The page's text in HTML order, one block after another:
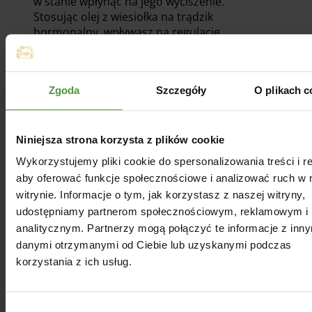
Zgoda Szczegóły O plikach
Niniejsza strona korzysta z plików cookie
Wykorzystujemy pliki cookie do spersonalizowania treści i
aby oferować funkcje społecznościowe i analizować ruch w
witrynie. Informacje o tym, jak korzystasz z naszej witryny,
udostępniamy partnerom społecznościowym, reklamowym i
analitycznym. Partnerzy mogą połączyć te informacje z
danymi otrzymanymi od Ciebie lub uzyskanymi podczas
korzystania z ich usług.
Stosując olej z wiesiołka na trądzik
hormonalny, wpływasz na regulację
kojąco, redukuje również zaczerwienienia
i bolesne wypryski. Co więcej, olej z
proces gojenia ran, zmniejszając ryzyko
powstawania blizn. Działając na poziomie
komórkowym na skórę twarzy, jest w
stanie poprawić jej regenerację i
przywrócić jej naturalny blask. Dzięki
zawartości niezbędnych kwasów
tłuszczowych olej z wiesiołka przywraca
równowagę skórze, pomagając utrzymać
ją w dobrej kondycji. Jeśli zatem masz
zmagasz się z tym hormonalnym, to